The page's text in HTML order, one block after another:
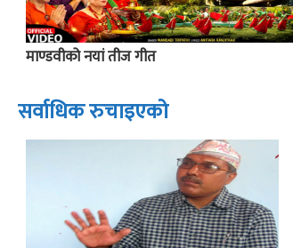
माण्डवीको नयां तीज गीत
सर्वाधिक रुचाइएको